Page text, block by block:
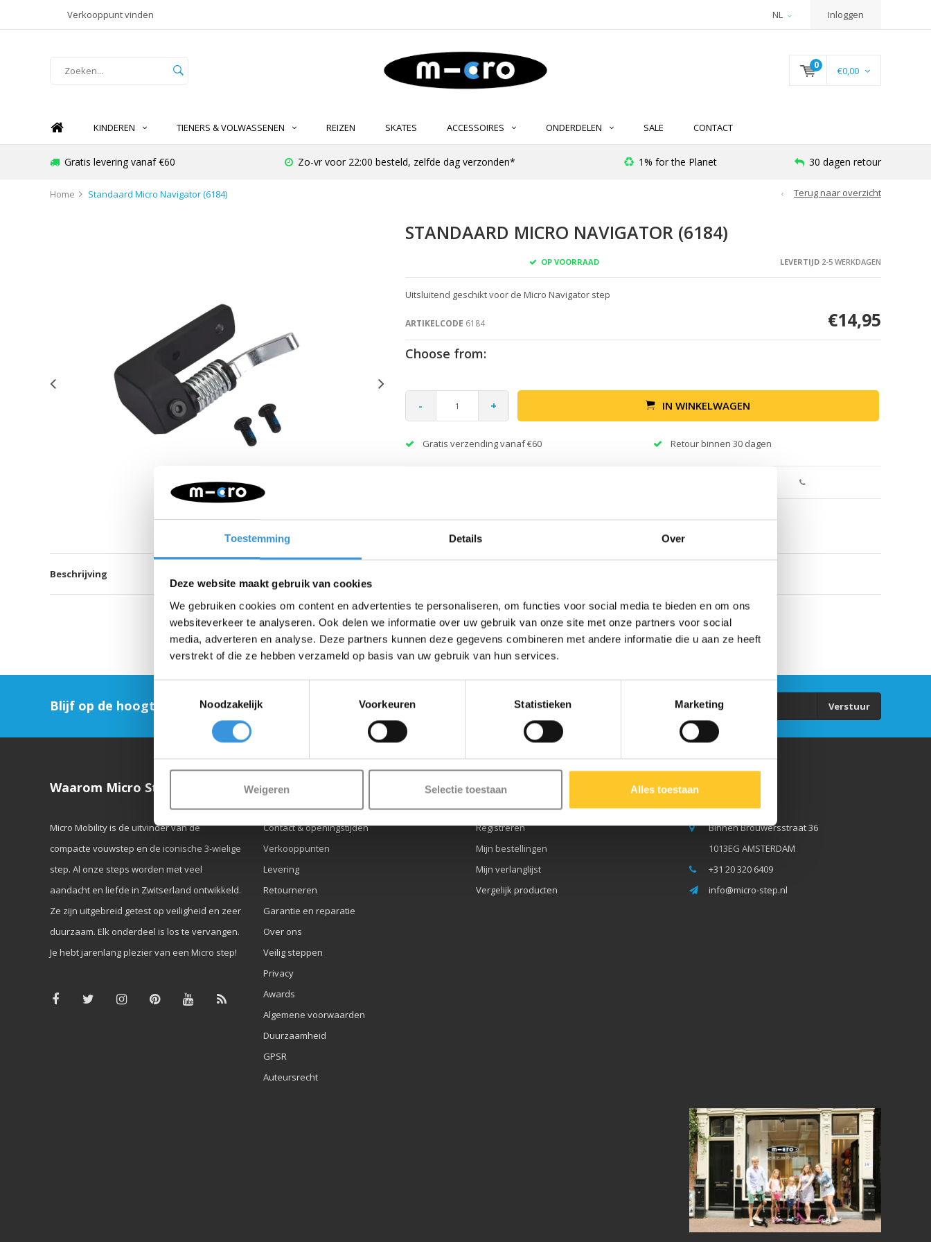
Toestemming Details Over
Deze website maakt gebruik van cookies
We gebruiken cookies om content en advertenties te personaliseren, om functies voor social media te bieden en om ons
websiteverkeer te analyseren. Ook delen we informatie over uw gebruik van onze site met onze partners voor social
media, adverteren en analyse. Deze partners kunnen deze gegevens combineren met andere informatie die u aan ze heeft
verstrekt of die ze hebben verzameld op basis van uw gebruik van hun services.
Noodzakelijk
Voorkeuren Statistieken Marketing
Weigeren Selectie toestaan Alles toestaan
Verkooppunt vinden NL Inloggen
0 €0,00
KINDEREN TIENERS & VOLWASSENEN REIZEN SKATES ACCESSOIRES ONDERDELEN SALE CONTACT
Gratis levering vanaf €60 Zo-vr voor 22:00 besteld, zelfde dag verzonden* 1% for the Planet 30 dagen retour
Home Standaard Micro Navigator (6184) Terug naar overzicht
STANDAARD MICRO NAVIGATOR (6184)
OP VOORRAAD LEVERTIJD2-5 WERKDAGEN
Uitsluitend geschikt voor de Micro Navigator step
ARTIKELCODE 6184 €14,95
Choose from:
- + IN WINKELWAGEN
Gratis verzending vanaf €60 Retour binnen 30 dagen
Beschrijving
Blijf op de hoogte en schrijf je in voor onze nieuwsbrief Verstuur
Waarom Micro Step?
Micro Mobility is de uitvinder van de
compacte vouwstep en de iconische 3-wielige
step. Al onze steps worden met veel
aandacht en liefde in Zwitserland ontwikkeld.
Ze zijn uitgebreid getest op veiligheid en zeer
duurzaam. Elk onderdeel is los te vervangen.
Je hebt jarenlang plezier van een Micro step!
Klantenservice
Contact & openingstijden
Verkooppunten
Levering
Retourneren
Garantie en reparatie
Over ons
Veilig steppen
Privacy
Awards
Algemene voorwaarden
Duurzaamheid
GPSR
Auteursrecht
Mijn account
Registreren
Mijn bestellingen
Mijn verlanglijst
Vergelijk producten
Micro Step BV
Binnen Brouwersstraat 36
1013EG AMSTERDAM
+31 20 320 6409
info@micro-step.nl